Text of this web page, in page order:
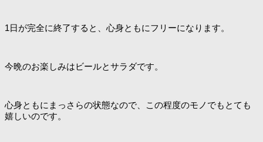
1日が完全に終了すると、心身ともにフリーになります。
今晩のお楽しみはビールとサラダです。
心身ともにまっさらの状態なので、この程度のモノでもとても
嬉しいのです。